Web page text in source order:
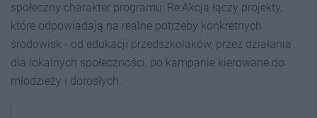
społeczny charakter programu: Re:Akcja łączy projekty,
które odpowiadają na realne potrzeby konkretnych
środowisk - od edukacji przedszkolaków, przez działania
dla lokalnych społeczności, po kampanie kierowane do
młodzieży i dorosłych.